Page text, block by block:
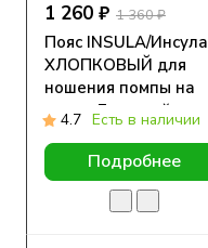
1 260 ₽ 1 360 ₽
Пояс INSULA/Инсула
ХЛОПКОВЫЙ для
ношения помпы на
талии Бежевый
4.7 Есть в наличии
Подробнее